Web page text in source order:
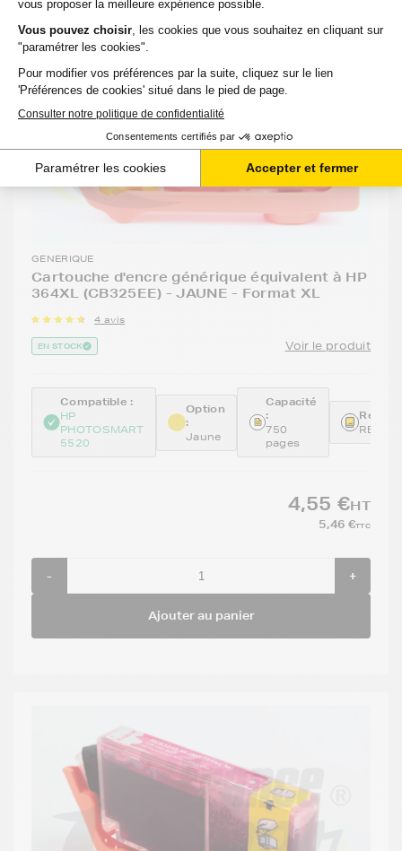
GENERIQUE
Cartouche d'encre générique équivalent à HP
364XL (CB325EE) - JAUNE - Format XL
4 avis
EN STOCK Voir le produit
Compatible :
HP
PHOTOSMART
5520
Option
:
Jaune
Capacité
:
750
pages
4,55 €HT
5,46 €TTC
- +
Ajouter au panier